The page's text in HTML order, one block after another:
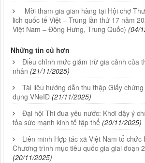
Mời tham gia gian hàng tại Hội chợ
lich quốc tế Việt – Trung lần thứ 17 năm
Việt Nam – Đông Hưng, Trung Quốc) (04/
Những tin cũ hơn
Điều chỉnh mức giảm trừ gia cảnh của
nhân (21/11/2025)
Tài liệu hướng dẫn thu thập Giấy
dụng VNeID (21/11/2025)
Đại hội Thi đua yêu nước: Khơi dậy ý
tỏa sức mạnh kinh tế tập thể (20/11/2025)
Liên minh Hợp tác xã Việt Nam tổ chức
Chương trình mục tiêu quốc gia giai đoạn
(20/11/2025)